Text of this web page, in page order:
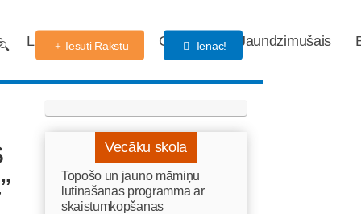
Labdarības fonds Gaidības Jaundzimušais
Iesūti Rakstu Ienāc!
Vecāku skola
Topošo un jauno māmiņu
lutināšanas programma ar
skaistumkopšanas